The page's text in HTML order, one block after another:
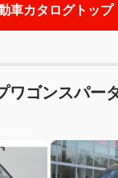
車カタログトップ
ワゴンスパー